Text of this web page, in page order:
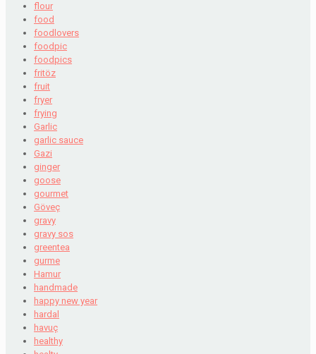
flour
food
foodlovers
foodpic
foodpics
fritöz
fruit
fryer
frying
Garlic
garlic sauce
Gazi
ginger
goose
gourmet
Göveç
gravy
gravy sos
greentea
gurme
Hamur
handmade
happy new year
hardal
havuç
healthy